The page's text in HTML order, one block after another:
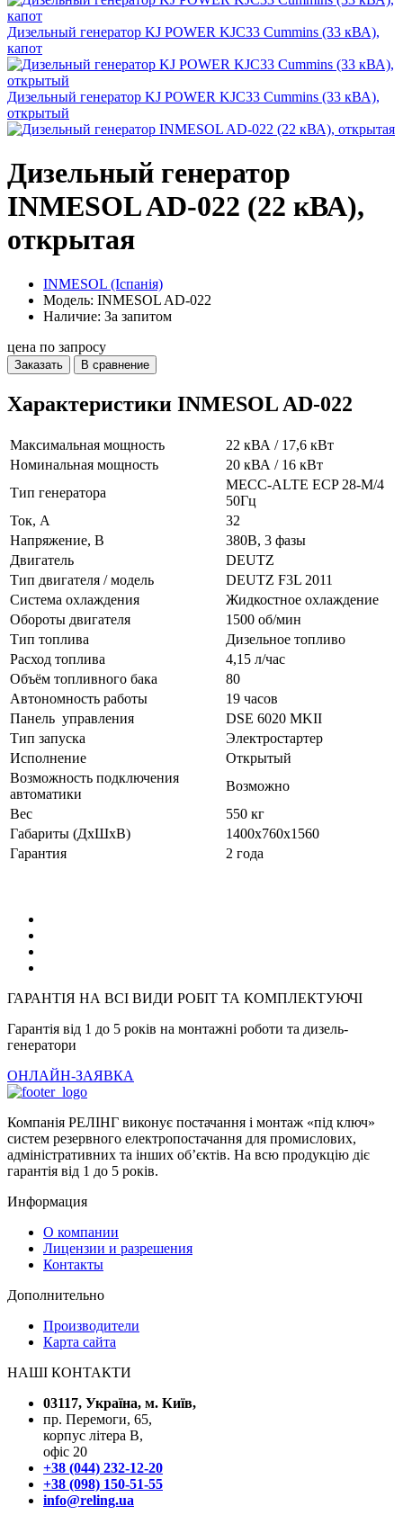
Дизельный генератор KJ POWER KJC33 Cummins (33 кВА),
капот
Дизельный генератор KJ POWER KJC33 Cummins (33 кВА),
открытый
Дизельный генератор
INMESOL AD-022 (22 кВА),
открытая
INMESOL (Іспанія)
Модель: INMESOL AD-022
Наличие: За запитом
цена по запросу
Заказать В сравнение
Характеристики INMESOL AD-022
Максимальная мощность
22 кВА / 17,6 кВт
Номинальная мощность
20 кВА / 16 кВт
Тип генератора
MECC-ALTE ECP 28-M/4
50Гц
Ток, А
32
Напряжение, В
380В, 3 фазы
Двигатель
DEUTZ
Тип двигателя / модель
DEUTZ F3L 2011
Система охлаждения
Жидкостное охлаждение
Обороты двигателя
1500 об/мин
Тип топлива
Дизельное топливо
Расход топлива
4,15 л/час
Объём топливного бака
80
Автономность работы
19 часов
Панель управления
DSE 6020 MKII
Тип запуска
Электростартер
Исполнение
Открытый
Возможность подключения
автоматики
Возможно
Вес
550 кг
Габариты (ДхШхВ)
1400х760х1560
Гарантия
2 года
ГАРАНТІЯ НА ВСІ ВИДИ РОБІТ ТА КОМПЛЕКТУЮЧІ
Гарантія від 1 до 5 років на монтажні роботи та дизель-
генератори
ОНЛАЙН-ЗАЯВКА
Компанія РЕЛІНГ виконує постачання і монтаж «під ключ»
систем резервного електропостачання для промислових,
адміністративних та інших об’єктів. На всю продукцію діє
гарантія від 1 до 5 років.
Информация
О компании
Лицензии и разрешения
Контакты
Дополнительно
Производители
Карта сайта
НАШІ КОНТАКТИ
03117, Україна, м. Київ,
пр. Перемоги, 65,
корпус літера В,
офіс 20
+38 (044) 232-12-20
+38 (098) 150-51-55
info@reling.ua